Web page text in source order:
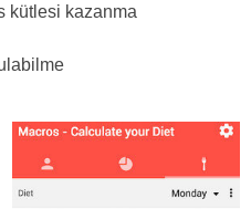
kütlesi kazanma